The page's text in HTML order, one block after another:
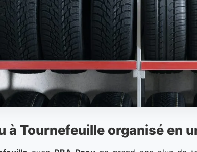
à Tournefeuille organisé en